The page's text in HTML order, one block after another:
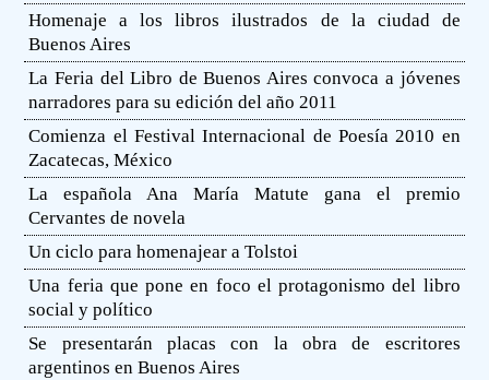
Homenaje a los libros ilustrados de la ciudad de
Buenos Aires
La Feria del Libro de Buenos Aires convoca a jóvenes
narradores para su edición del año 2011
Comienza el Festival Internacional de Poesía 2010 en
Zacatecas, México
La española Ana María Matute gana el premio
Cervantes de novela
Un ciclo para homenajear a Tolstoi
Una feria que pone en foco el protagonismo del libro
social y político
Se presentarán placas con la obra de escritores
argentinos en Buenos Aires